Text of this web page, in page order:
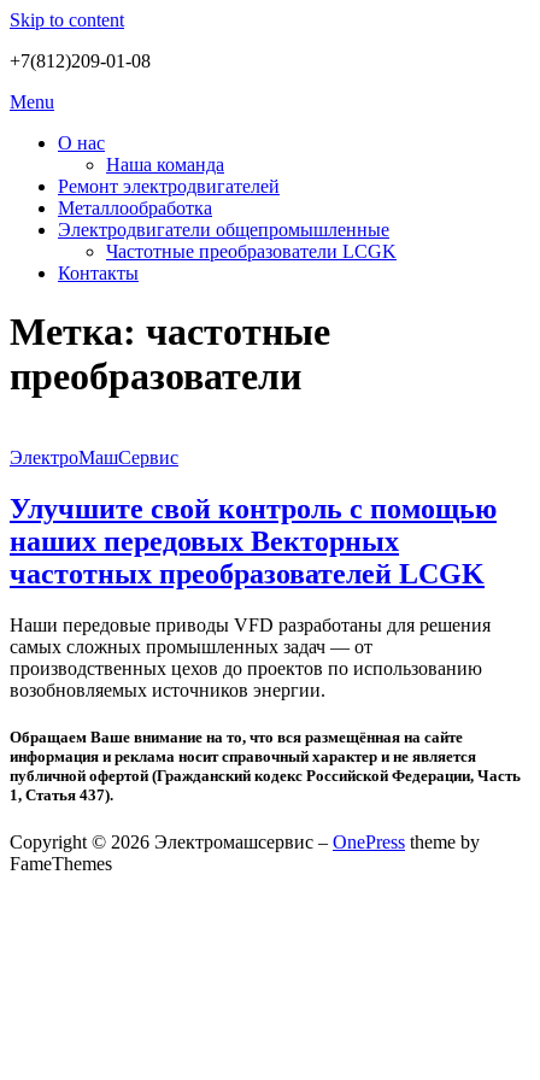
Skip to content
+7(812)209-01-08
Menu
О нас
Наша команда
Ремонт электродвигателей
Металлообработка
Электродвигатели общепромышленные
Частотные преобразователи LCGK
Контакты
Метка: частотные
преобразователи
ЭлектроМашСервис
Улучшите свой контроль с помощью
наших передовых Векторных
частотных преобразователей LCGK
Наши передовые приводы VFD разработаны для решения
самых сложных промышленных задач — от
производственных цехов до проектов по использованию
возобновляемых источников энергии.
Обращаем Ваше внимание на то, что вся размещённая на сайте
информация и реклама носит справочный характер и не является
публичной офертой (Гражданский кодекс Российской Федерации, Часть
1, Статья 437).
Copyright © 2026 Электромашсервис – OnePress theme by
FameThemes